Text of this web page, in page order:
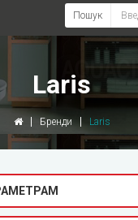
Пошук
Laris
Бренди Laris